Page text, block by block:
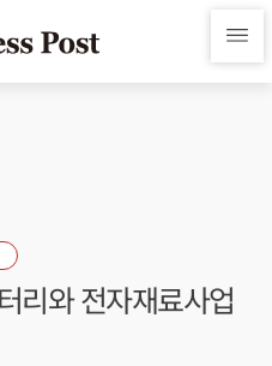
리와 전자재료사업